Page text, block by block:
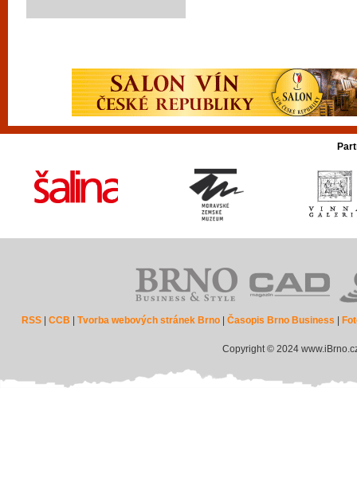
RSS |CCB |Tvorba webových stránek Brno |Časopis Brno Business
Copyright © 2024